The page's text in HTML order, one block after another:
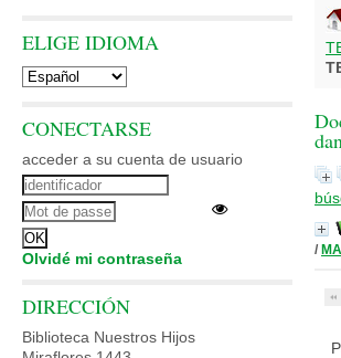
/
ELIGE IDIOMA
CONECTARSE
acceder a su cuenta de usuario
Olvidé mi contraseña
DIRECCIÓN
Biblioteca Nuestros Hijos